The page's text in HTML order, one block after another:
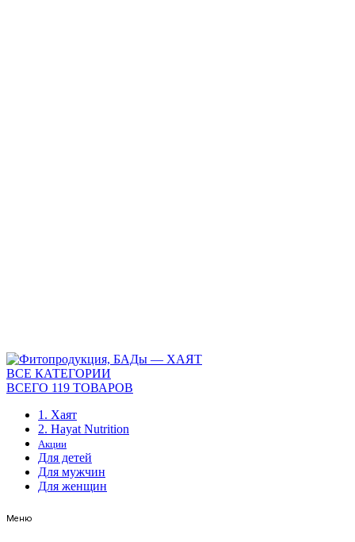
ВСЕ КАТЕГОРИИ
ВСЕГО 119 ТОВАРОВ
1. Хаят
2. Hayat Nutrition
Акции
Для детей
Для мужчин
Для женщин
Меню